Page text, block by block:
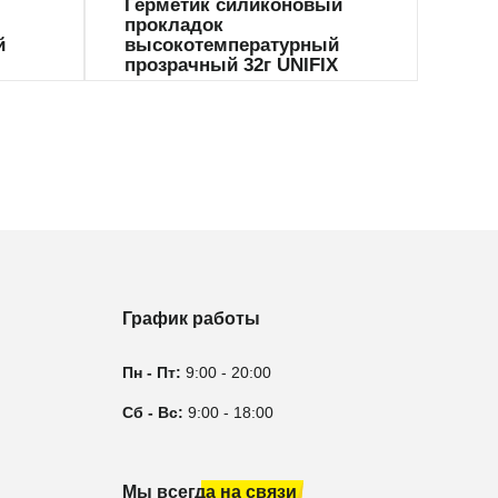
Герметик силиконовый
прокладок
высокотемпературный
прозрачный 32г UNIFIX
График работы
Пн - Пт: 9:00 - 20:00
Сб - Вс: 9:00 - 18:00
Мы всегда на связи